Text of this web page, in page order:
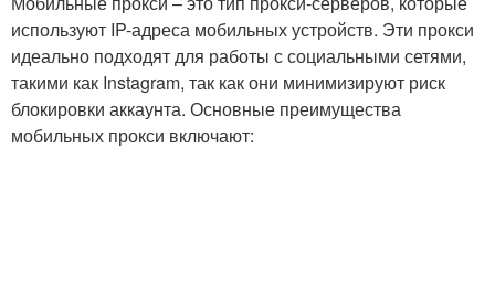
используют IP-адреса мобильных устройств. Эти прокси
идеально подходят для работы с социальными сетями,
такими как Instagram, так как они минимизируют риск
блокировки аккаунта. Основные преимущества
мобильных прокси включают: